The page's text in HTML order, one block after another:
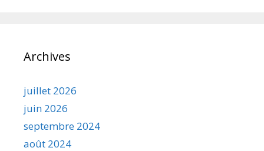
Archives
juillet 2026
juin 2026
septembre 2024
août 2024